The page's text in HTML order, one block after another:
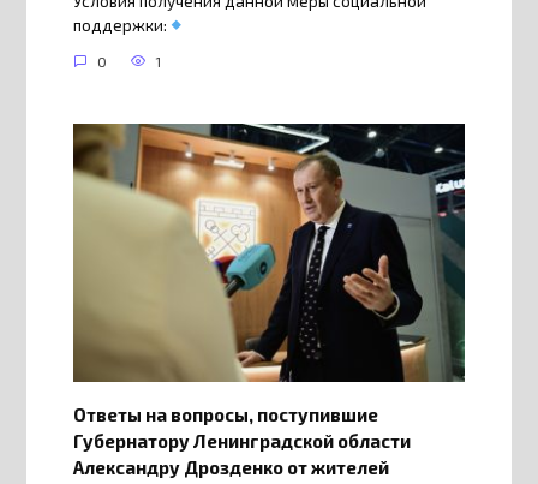
поддержки:
0 1
Ответы на вопросы, поступившие
Губернатору Ленинградской области
Александру Дрозденко от жителей